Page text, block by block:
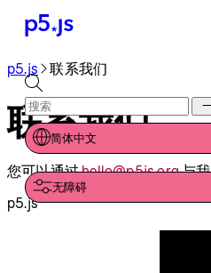
参考
教程
示例
贡献
社区
关于
简体中文
无障碍
p5.js 联系我们
联系我们
您可以通过hello@p5js.org与
p5.js